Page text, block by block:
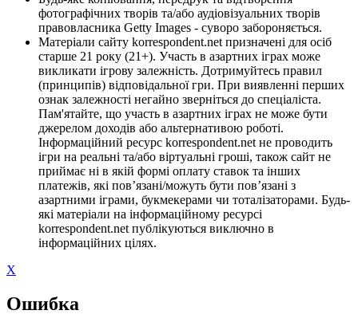
фотографічних творів та/або аудіовізуальних творів
правовласника Getty Images - суворо забороняється.
Матеріали сайту korrespondent.net призначені для осіб
старше 21 року (21+). Участь в азартних іграх може
викликати ігрову залежність. Дотримуйтесь правил
(принципів) відповідальної гри. При виявленні перших
ознак залежності негайно зверніться до спеціаліста.
Пам'ятайте, що участь в азартних іграх не може бути
джерелом доходів або альтернативою роботі.
Інформаційний ресурс korrespondent.net не проводить
ігри на реальні та/або віртуальні гроші, також сайт не
приймає ні в якій формі оплату ставок та інших
платежів, які пов’язані/можуть бути пов’язані з
азартними іграми, букмекерами чи тоталізаторами. Будь-
які матеріали на інформаційному ресурсі
korrespondent.net публікуються виключно в
інформаційних цілях.
X
Ошибка